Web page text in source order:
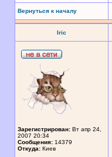
Вернуться к началу
Iric
Зарегистрирован: Вт апр 24,
2007 20:34
Сообщения: 14379
Откуда: Киев